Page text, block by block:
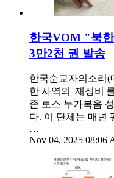
한국VOM "북
3만2천 권 발송
한국순교자의소리(
한 사역의 '재정비'
존 로스 누가복음
다. 이 단체는 매년
…
Nov 04, 2025 08:06